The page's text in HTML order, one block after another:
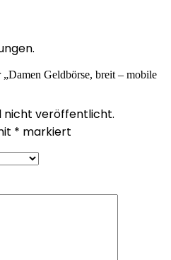
Geldbörse, breit – mobile
nicht veröffentlicht.
* markiert